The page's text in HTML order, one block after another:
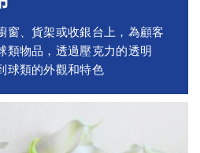
窗、貨架或收銀台上，為顧客
類物品，透過壓克力的透明
球類的外觀和特色